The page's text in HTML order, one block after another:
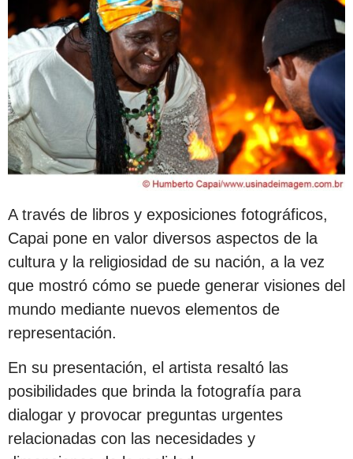
A través de libros y exposiciones fotográficos,
Capai pone en valor diversos aspectos de la
cultura y la religiosidad de su nación, a la vez
que mostró cómo se puede generar visiones del
mundo mediante nuevos elementos de
representación.
En su presentación, el artista resaltó las
posibilidades que brinda la fotografía para
dialogar y provocar preguntas urgentes
relacionadas con las necesidades y